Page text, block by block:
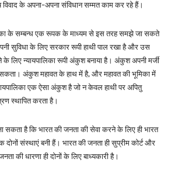
विवाद के अपना-अपना संविधान सम्मत काम कर रहे हैं।
के सम्बन्ध एक रूपक के माध्यम से इस तरह समझे जा सकते
सुविधा के लिए सरकार रूपी हाथी पाल रखा है और उस
के लिए न्यायपालिका रूपी अंकुश बनाया है। अंकुश अपनी मर्जी
सकता। अंकुश महावत के हाथ में है, और महावत की भूमिका में
एक ऐसा अंकुश है जो न केवल हाथी पर अपितु
स्थापित करता है।
सकता है कि भारत की जनता की सेवा करने के लिए ही भारत
दोनों संस्थाएं बनी हैं। भारत की जनता ही सुप्रीम कोर्ट और
की धारणा ही दोनों के लिए बाध्यकारी है।